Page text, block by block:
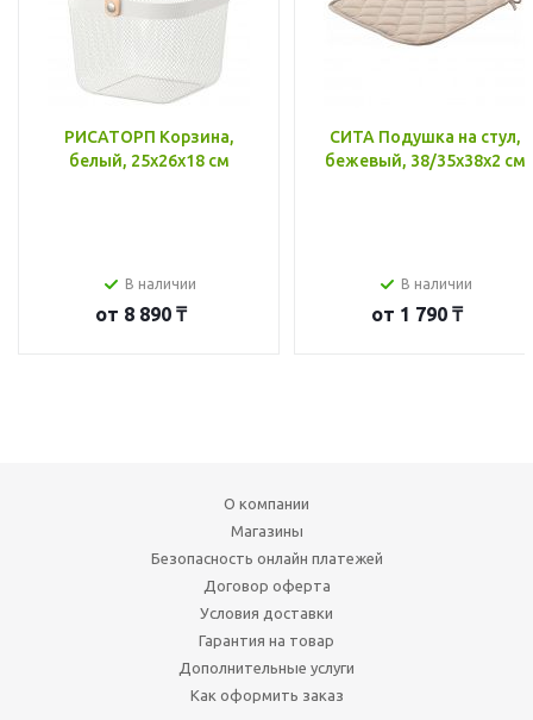
РИСАТОРП Корзина,
белый, 25x26x18 см
В наличии
от 8 890 ₸
СИТА Подушка на стул,
бежевый, 38/35x38x2 см
В наличии
от 1 790 ₸
О компании
Магазины
Безопасность онлайн платежей
Договор оферта
Условия доставки
Гарантия на товар
Дополнительные услуги
Как оформить заказ